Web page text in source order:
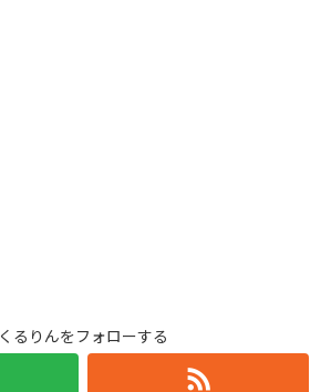
くるりんをフォローする